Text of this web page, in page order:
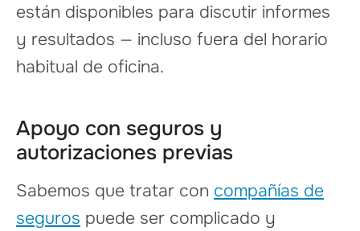
están disponibles para discutir informes
y resultados — incluso fuera del horario
habitual de oficina.
Apoyo con seguros y
autorizaciones previas
Sabemos que tratar con compañías de
seguros puede ser complicado y